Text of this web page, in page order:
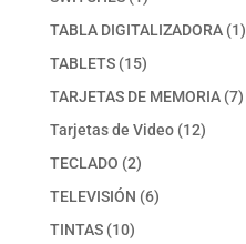
producto
TABLA DIGITALIZADORA 11
TABLETS 1515
productos
TARJETAS DE MEMORIA 77
Tarjetas de Video 1212
TECLADO 22
productos
TELEVISIÓN 66
TINTAS 1010